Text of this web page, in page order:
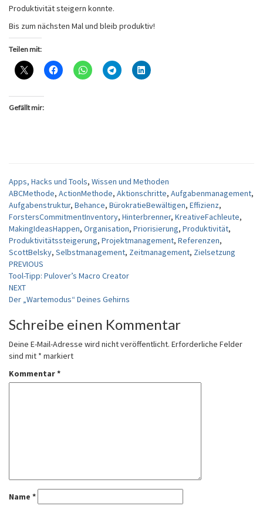
Produktivität steigern konnte.
Bis zum nächsten Mal und bleib produktiv!
Teilen mit:
Gefällt mir:
Apps, Hacks und Tools, Wissen und Methoden
ABCMethode, ActionMethode, Aktionschritte, Aufgabenmanagement,
Aufgabenstruktur, Behance, BürokratieBewältigen, Effizienz,
ForstersCommitmentInventory, Hinterbrenner, KreativeFachleute,
MakingIdeasHappen, Organisation, Priorisierung, Produktivität,
Produktivitätssteigerung, Projektmanagement, Referenzen,
ScottBelsky, Selbstmanagement, Zeitmanagement, Zielsetzung
Post
navigation
PREVIOUS
Tool-Tipp: Pulover’s Macro Creator
NEXT
Der „Wartemodus“ Deines Gehirns
Schreibe einen Kommentar
Deine E-Mail-Adresse wird nicht veröffentlicht. Erforderliche Felder
sind mit * markiert
Kommentar*
Name *